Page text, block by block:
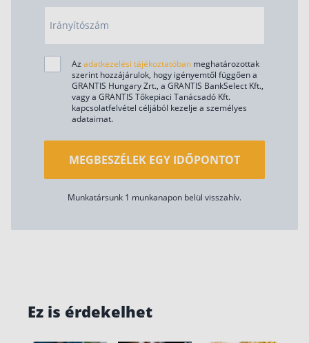
Irányítószám
Az adatkezelési tájékoztatóban meghatározottak
szerint hozzájárulok, hogy igényemtől függően a
GRANTIS Hungary Zrt., a GRANTIS BankSelect Kft.,
vagy a GRANTIS Tőkepiaci Tanácsadó Kft.
kapcsolatfelvétel céljából kezelje a személyes
adataimat.
MEGBESZÉLEK EGY IDŐPONTOT
Munkatársunk 1 munkanapon belül visszahív.
Ez is érdekelhet